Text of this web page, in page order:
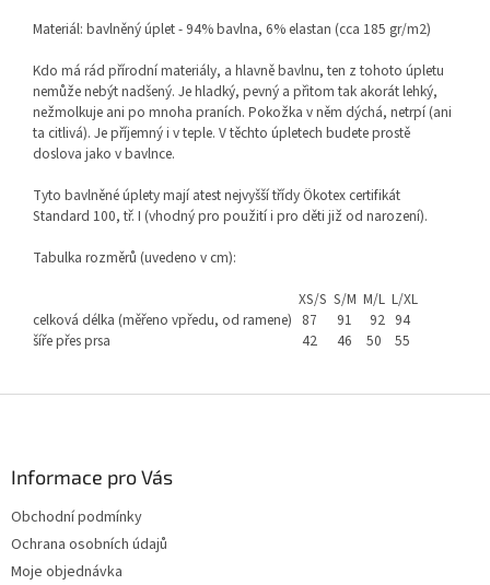
Materiál: bavlněný úplet - 94% bavlna, 6% elastan (cca 185 gr/m2)
Kdo má rád přírodní materiály, a hlavně bavlnu, ten z tohoto úpletu
nemůže nebýt nadšený. Je hladký, pevný a přitom tak akorát lehký,
nežmolkuje ani po mnoha praních. Pokožka v něm dýchá, netrpí (ani
ta citlivá). Je příjemný i v teple. V těchto úpletech budete prostě
doslova jako v bavlnce.
Tyto bavlněné úplety mají atest nejvyšší třídy Ökotex certifikát
Standard 100, tř. I (vhodný pro použití i pro děti již od narození).
Tabulka rozměrů (uvedeno v cm):
XS/S S/M M/L L/XL
celková délka (měřeno vpředu, od ramene) 87 91 92 94
šíře přes prsa
42 46 50 55
Informace pro Vás
Obchodní podmínky
Ochrana osobních údajů
Moje objednávka